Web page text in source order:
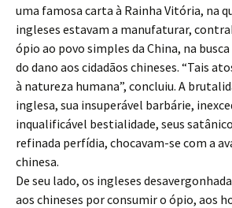
uma famosa carta à Rainha Vitória, na
ingleses estavam a manufaturar,
ópio ao povo simples da China, na
do dano aos cidadãos chineses. “Tais
à natureza humana”, concluiu. A
inglesa, sua insuperável barbárie,
inqualificável bestialidade, seus
refinada perfídia, chocavam-se com a
chinesa.
De seu lado, os ingleses
aos chineses por consumir o ópio, aos